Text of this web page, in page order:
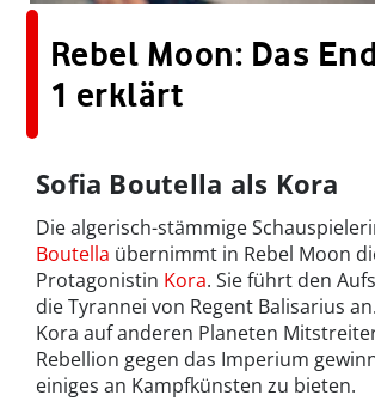
Rebel Moon: Das
1 erklärt
Sofia Boutella als Kora
Die algerisch-stämmige
Boutella übernimmt in Rebel Moon
Protagonistin Kora. Sie führt den
die Tyrannei von Regent Balisarius
Kora auf anderen Planeten
Rebellion gegen das Imperium
einiges an Kampfkünsten zu bieten.